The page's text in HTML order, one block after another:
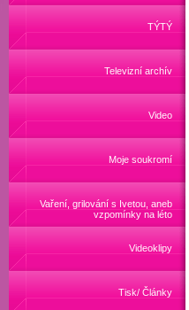
TÝTÝ
Televizní archív
Video
Moje soukromí
Vaření, grilování s Ivetou, aneb
vzpomínky na léto
Videoklipy
Tisk/ Články